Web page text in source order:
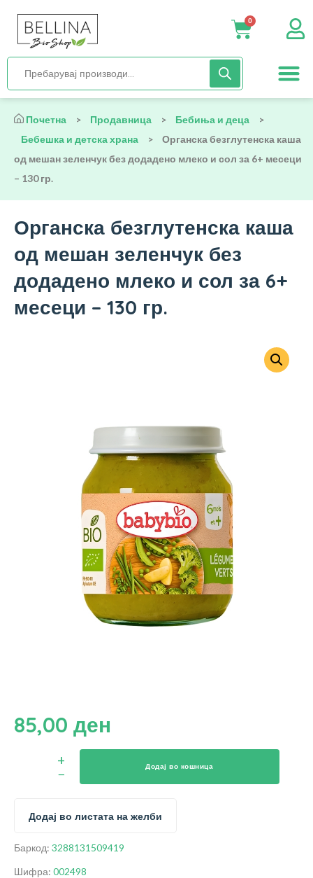
0
Почетна > Продавница > Бебиња и деца
>
Бебешка и детска храна
>
Органска безглутенска каша
од мешан зеленчук без додадено млеко и сол за 6+ месеци
– 130 гр.
Органска безглутенска каша
од мешан зеленчук без
додадено млеко и сол за 6+
месеци – 130 гр.
85,00 ден
Додај во кошница
Додај во листата на желби
Баркод: 3288131509419
Шифра: 002498